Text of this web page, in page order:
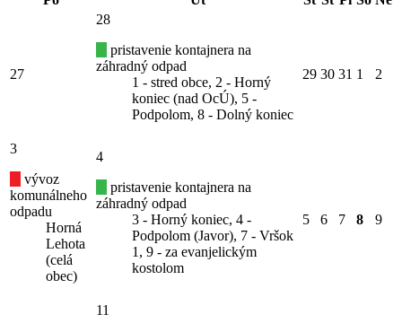
27
28
pristavenie kontajnera na
záhradný odpad
1 - stred obce, 2 - Horný
koniec (nad OcÚ), 5 -
Podpolom, 8 - Dolný koniec
29 30 31 1 2
3
vývoz
komunálneho
odpadu
Horná
Lehota
(celá
obec)
4
pristavenie kontajnera na
záhradný odpad
3 - Horný koniec, 4 -
Podpolom (Javor), 7 - Vršok
1, 9 - za evanjelickým
kostolom
5 6 7 8 9
11